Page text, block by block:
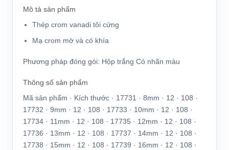
Mô tả sản phẩm
Thép crom vanadi tôi cứng
Mạ crom mờ và có khía
Phương pháp đóng gói: Hộp trắng Có nhãn màu
Thông số sản phẩm
Mã sản phẩm · Kích thước · 17731 · 8mm · 12 · 108 ·
17732 · 9mm · 12 · 108 · 17733 · 10mm · 12 · 108 ·
17734 · 11mm · 12 · 108 · 17735 · 12mm · 12 · 108 ·
17736 · 13mm · 12 · 108 · 17737 · 14mm · 12 · 108 ·
17738 · 15mm · 12 · 108 · 17739 · 16mm · 12 · 108 ·